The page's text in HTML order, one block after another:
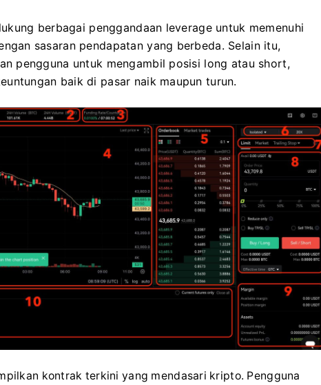
berbagai penggandaan leverage untuk memenuhi
sasaran pendapatan yang berbeda. Selain itu,
pengguna untuk mengambil posisi long atau short,
baik di pasar naik maupun turun.
kontrak terkini yang mendasari kripto. Pengguna